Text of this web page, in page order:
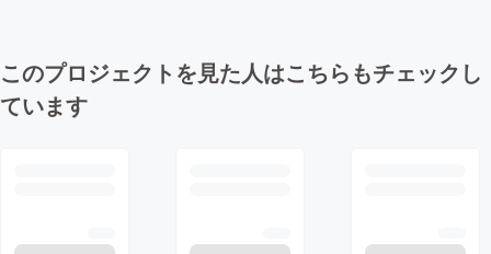
このプロジェクトを見た人はこちらもチェックし
ています